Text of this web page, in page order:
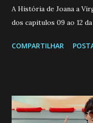
A História de Joana a
dos capitulos 09 ao 12
a Programação
confessa a Gabriel que
pessoa que ela tanto
COMPARTILHAR